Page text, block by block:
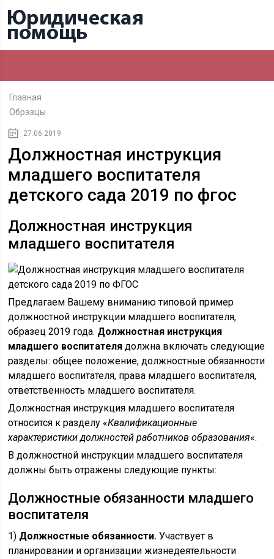
Главная
Образцы
27.06.2019
Должностная инструкция
младшего воспитателя
детского сада 2019 по фгос
Должностная инструкция
младшего воспитателя
Предлагаем Вашему вниманию типовой пример
должностной инструкции младшего воспитателя,
образец 2019 года. Должностная инструкция
младшего воспитателя должна включать следующие
разделы: общее положение, должностные обязанности
младшего воспитателя, права младшего воспитателя,
ответственность младшего воспитателя.
Должностная инструкция младшего воспитателя
относится к разделу «Квалификационные
характеристики должностей работников образования«.
В должностной инструкции младшего воспитателя
должны быть отражены следующие пункты:
Должностные обязанности младшего
воспитателя
1) Должностные обязанности. Участвует в
планировании и организации жизнедеятельности